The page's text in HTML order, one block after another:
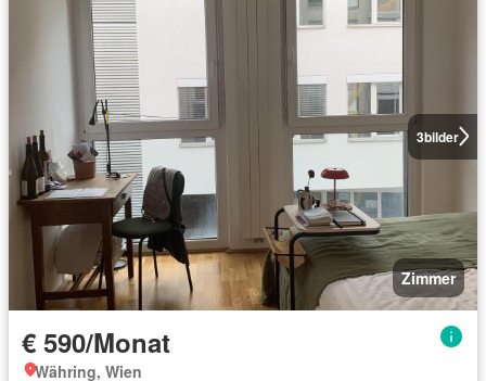
3bilder
Zimmer
€ 590/Monat
Währing, Wien